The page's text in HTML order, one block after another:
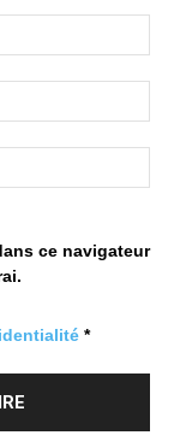
ce navigateur
*